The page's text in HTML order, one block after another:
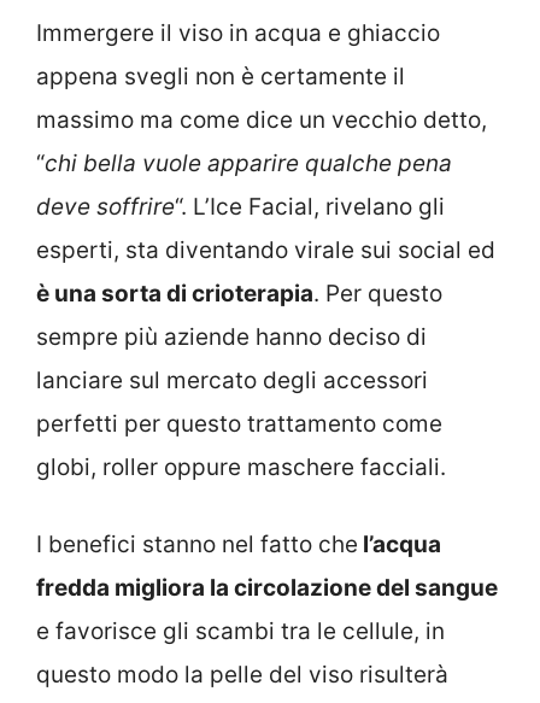
Immergere il viso in acqua e ghiaccio
appena svegli non è certamente il
massimo ma come dice un vecchio detto,
“chi bella vuole apparire qualche pena
deve soffrire“. L’Ice Facial, rivelano gli
esperti, sta diventando virale sui social ed
è una sorta di crioterapia. Per questo
sempre più aziende hanno deciso di
lanciare sul mercato degli accessori
perfetti per questo trattamento come
globi, roller oppure maschere facciali.
I benefici stanno nel fatto che l’acqua
fredda migliora la circolazione del sangue
e favorisce gli scambi tra le cellule, in
questo modo la pelle del viso risulterà